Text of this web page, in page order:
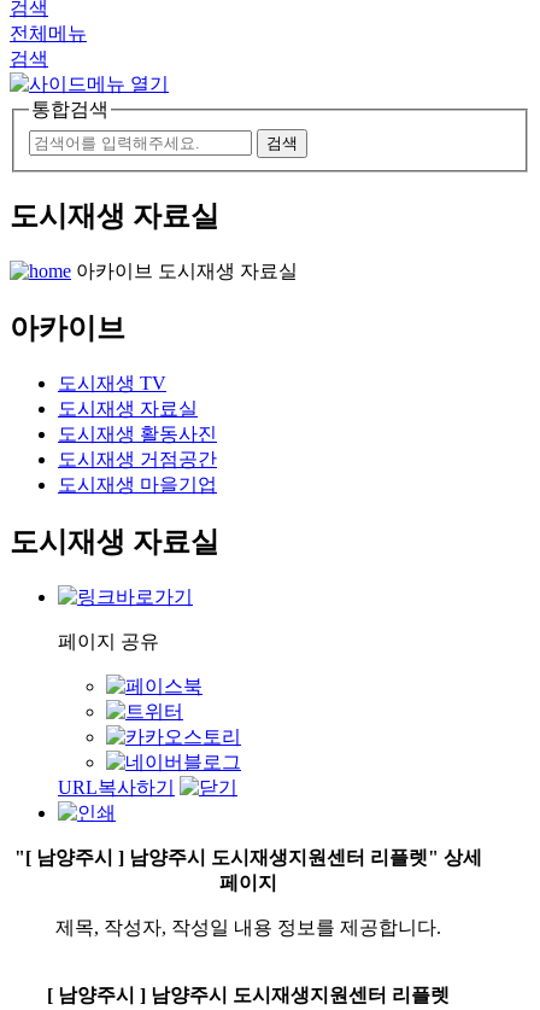
검색
전체메뉴
검색
통합검색
도시재생 자료실
아카이브 도시재생 자료실
아카이브
도시재생 TV
도시재생 자료실
도시재생 활동사진
도시재생 거점공간
도시재생 마을기업
도시재생 자료실
페이지 공유
URL복사하기
"[ 남양주시 ] 남양주시 도시재생지원센터 리플렛" 상세
페이지
제목, 작성자, 작성일 내용 정보를 제공합니다.
[ 남양주시 ] 남양주시 도시재생지원센터 리플렛